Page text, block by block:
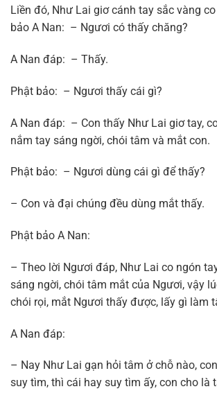
Liền đó, Như Lai giơ cánh tay sắc vàng
bảo A Nan: – Ngươi có thấy chăng?
A Nan đáp: – Thấy.
Phật bảo: – Ngươi thấy cái gì?
A Nan đáp: – Con thấy Như Lai giơ tay,
nắm tay sáng ngời, chói tâm và mắt con.
Phật bảo: – Ngươi dùng cái gì để thấy?
– Con và đại chúng đều dùng mắt thấy.
Phật bảo A Nan:
– Theo lời Ngươi đáp, Như Lai co ngón
sáng ngời, chói tâm mắt của Ngươi, vậy
chói rọi, mắt Ngươi thấy được, lấy gì làm
A Nan đáp:
– Nay Như Lai gạn hỏi tâm ở chỗ nào,
suy tìm, thì cái hay suy tìm ấy, con cho là